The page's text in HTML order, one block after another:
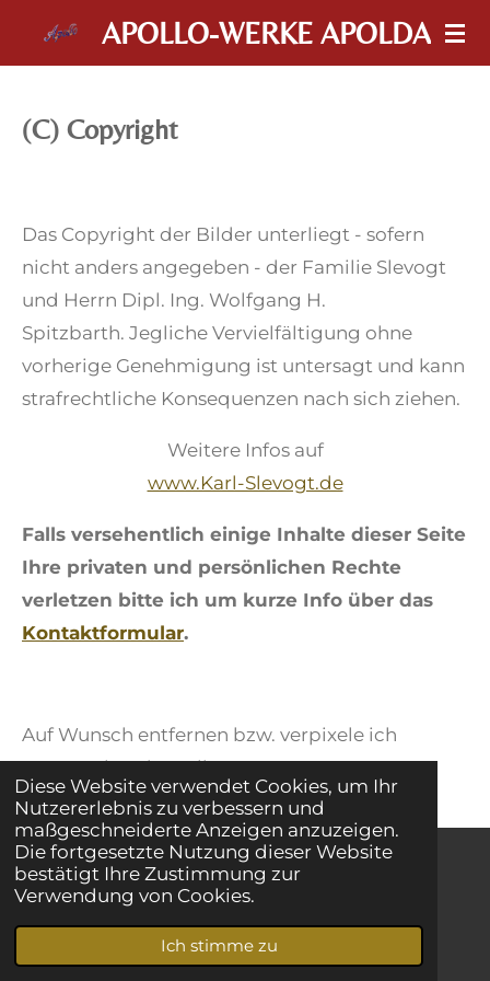
Diese Website verwendet Cookies, um Ihr
Nutzererlebnis zu verbessern und
maßgeschneiderte Anzeigen anzuzeigen.
Die fortgesetzte Nutzung dieser Website
bestätigt Ihre Zustimmung zur
Verwendung von Cookies.
Ich stimme zu
APOLLO-WERKE APOLDA
(C) Copyright
Das Copyright der Bilder unterliegt - sofern
nicht anders angegeben - der Familie Slevogt
und Herrn Dipl. Ing. Wolfgang H.
Spitzbarth. Jegliche Vervielfältigung ohne
vorherige Genehmigung ist untersagt und kann
strafrechtliche Konsequenzen nach sich ziehen.
Weitere Infos auf
www.Karl-Slevogt.de
Falls versehentlich einige Inhalte dieser Seite
Ihre privaten und persönlichen Rechte
verletzen bitte ich um kurze Info über das
Kontaktformular.
Auf Wunsch entfernen bzw. verpixele ich
entsprechende Stellen.
© 2024 - 2026 Apollo-Werke Apolda
Mit Unterstützung vonWebador